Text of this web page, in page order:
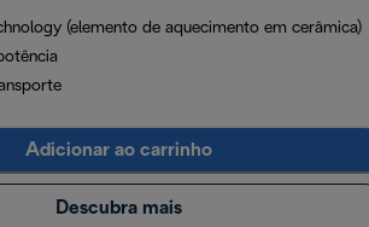
(elemento de aquecimento em cerâmica)
Adicionar ao carrinho
Descubra mais